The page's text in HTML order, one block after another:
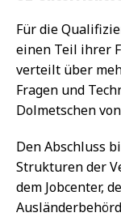
Für die
einen Teil ihrer
verteilt über
Fragen und
Dolmetschen
Den Abschluss
Strukturen der
dem Jobcenter,